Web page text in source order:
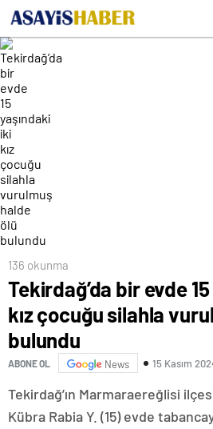
136 okunma
Tekirdağ’da bir evde
kız çocuğu silahla
bulundu
ABONE OL News 15 Kasım
Tekirdağ’ın Marmaraereğlisi
Kübra Rabia Y. (15) evde